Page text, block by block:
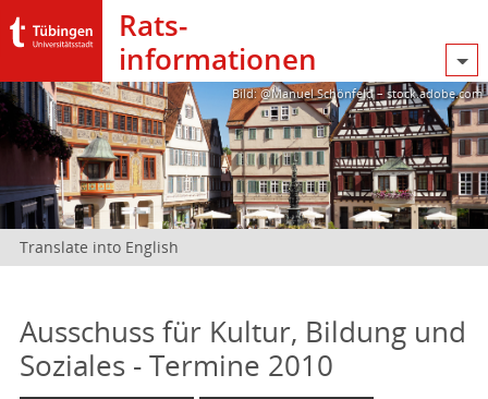
Rats­
informationen
Bild: @Manuel Schönfeld – stock.adobe.com
Translate into English
Ausschuss für Kultur, Bildung und
Soziales - Termine 2010